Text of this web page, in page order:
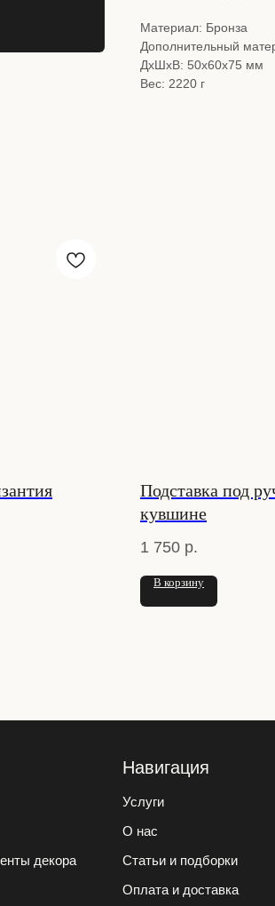
Материал: Бронза
Дополнительный
ДxШxВ: 50x60x75 мм
Вес: 2220 г
Подставка под
кувшине
1 750 р.
В корзину
декора
Навигация
Услуги
О нас
Статьи и подборки
Оплата и доставка